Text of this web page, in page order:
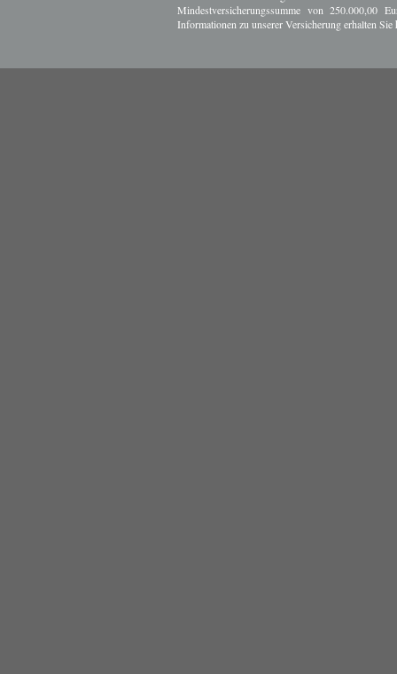
Mindestversicherungssumme von
Informationen zu unserer Versicherung erhalten Sie